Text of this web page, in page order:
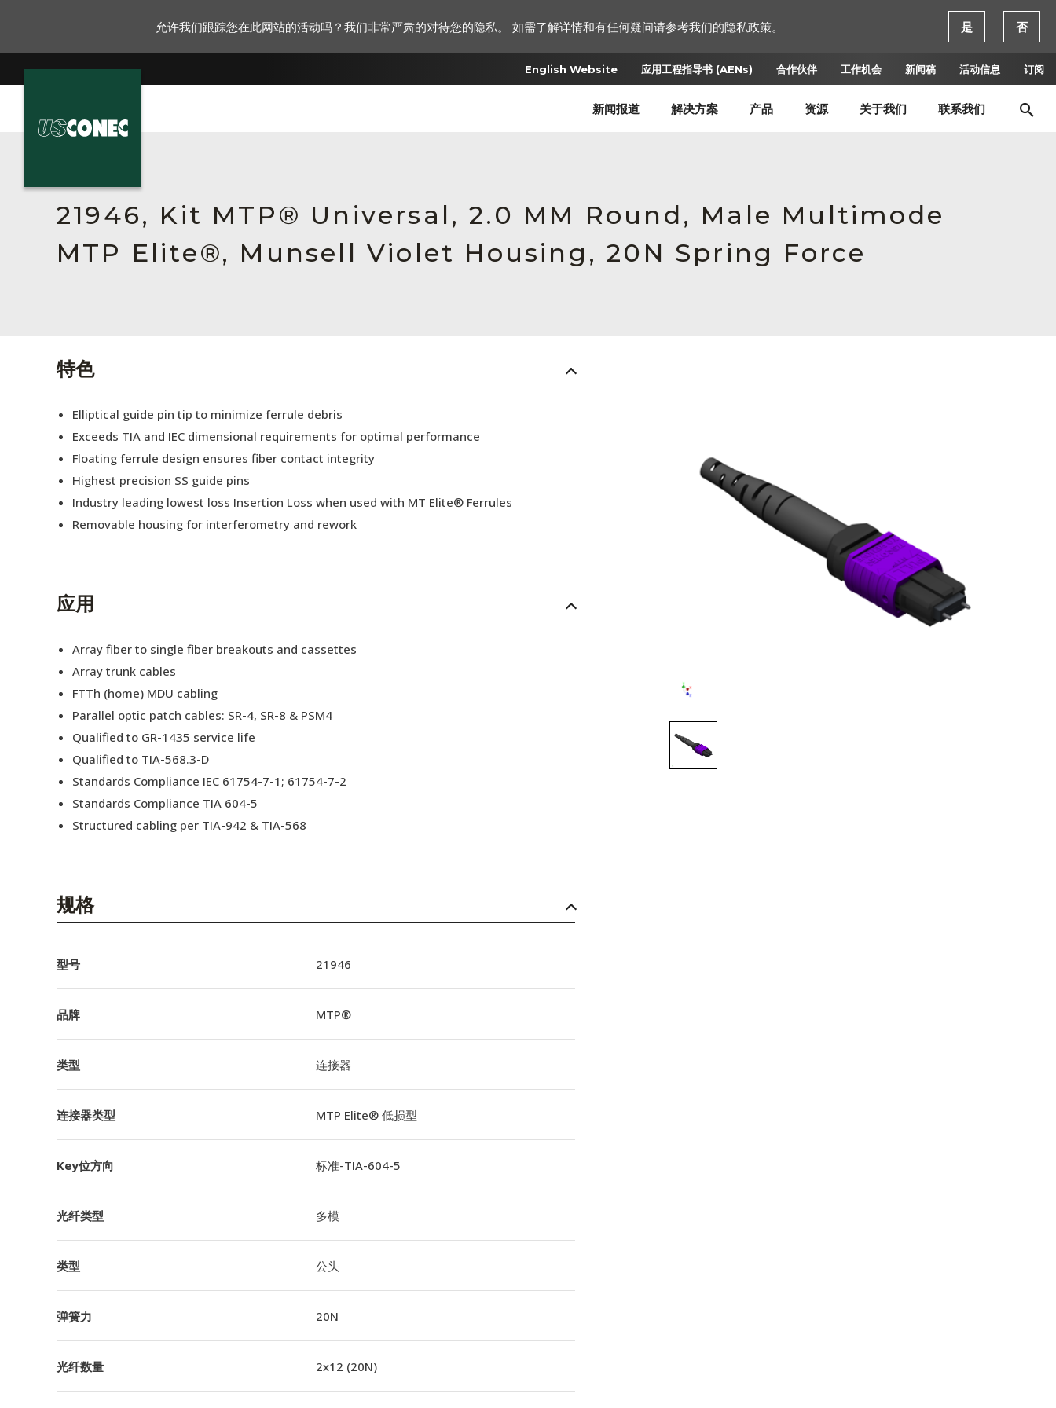
English Website 应用工程指导书 (AENs) 合作伙伴 工作机会 新闻稿 活动信息 订阅
新闻报道 解决方案 产品 资源 关于我们 联系我们
English Website
应用工程指导书 (AENs)
工作机会
活动信息
21946, Kit MTP® Universal, 2.0 MM Round, Male Multimode
MTP Elite®, Munsell Violet Housing, 20N Spring Force
特色
Elliptical guide pin tip to minimize ferrule debris
Exceeds TIA and IEC dimensional requirements for optimal performance
Floating ferrule design ensures fiber contact integrity
Highest precision SS guide pins
Industry leading lowest loss Insertion Loss when used with MT Elite® Ferrules
Removable housing for interferometry and rework
应用
Array fiber to single fiber breakouts and cassettes
Array trunk cables
FTTh (home) MDU cabling
Parallel optic patch cables: SR-4, SR-8 & PSM4
Qualified to GR-1435 service life
Qualified to TIA-568.3-D
Standards Compliance IEC 61754-7-1; 61754-7-2
Standards Compliance TIA 604-5
Structured cabling per TIA-942 & TIA-568
规格
型号 21946
品牌 MTP®
类型 连接器
连接器类型 MTP Elite® 低损型
Key位方向 标准-TIA-604-5
光纤类型 多模
类型 公头
弹簧力 20N
光纤数量 2x12 (20N)
允许我们跟踪您在此网站的活动吗？我们非常严肃的对待您的隐私。 如需了解详情和有任何疑问请参考我们的隐私政策。 是 否